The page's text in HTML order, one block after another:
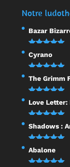
Notre
Bazar
Note
5.00
sur 5
Cyrano
Note5.00
sur 5
The Grimm
Note
5.00
sur 5
Love
Note5.00
sur 5
Shadows :
Note
5.00
sur 5
Abalone